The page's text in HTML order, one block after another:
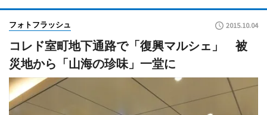
フォトフラッシュ 2015.10.04
コレド室町地下通路で「復興マルシェ」 被
災地から「山海の珍味」一堂に